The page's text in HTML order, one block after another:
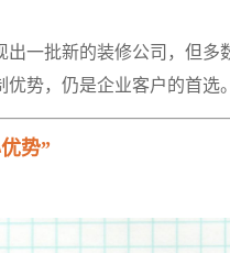
出一批新的装修公司，但
势，仍是企业客户的首选。
势”